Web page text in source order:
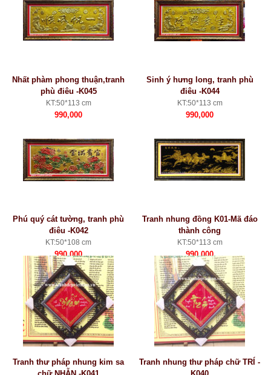
Nhất phàm phong thuận,tranh
phù điêu -K045
KT:50*113 cm
990,000
Sinh ý hưng long, tranh phù
điêu -K044
KT:50*113 cm
990,000
Phú quý cát tường, tranh phù
điêu -K042
KT:50*108 cm
990,000
Tranh nhung đồng K01-Mã đáo
thành công
KT:50*113 cm
990.000
Tranh thư pháp nhung kim sa
Tranh nhung thư pháp chữ TRÍ -